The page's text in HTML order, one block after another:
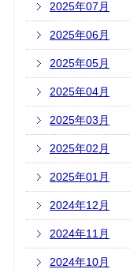
2025年07月
2025年06月
2025年05月
2025年04月
2025年03月
2025年02月
2025年01月
2024年12月
2024年11月
2024年10月